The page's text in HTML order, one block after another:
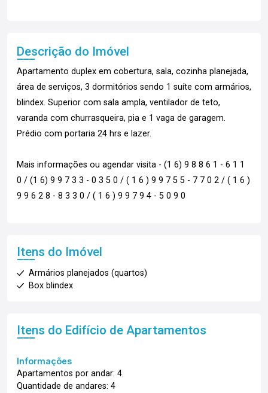
Descrição do Imóvel
Apartamento duplex em cobertura, sala, cozinha planejada,
área de serviços, 3 dormitórios sendo 1 suíte com armários,
blindex. Superior com sala ampla, ventilador de teto,
varanda com churrasqueira, pia e 1 vaga de garagem.
Prédio com portaria 24 hrs e lazer.
Mais informações ou agendar visita - (1 6) 9 8 8 6 1 - 6 1 1
0 / (1 6) 9 9 7 3 3 - 0 3 5 0 / ( 1 6 ) 9 9 7 5 5 - 7 7 0 2 / ( 1 6 )
9 9 6 2 8 - 8 3 3 0 / ( 1 6 ) 9 9 7 9 4 - 5 0 9 0
Itens do Imóvel
Armários planejados (quartos)
Box blindex
Itens do Edifício de Apartamentos
Informações
Apartamentos por andar: 4
Quantidade de andares: 4